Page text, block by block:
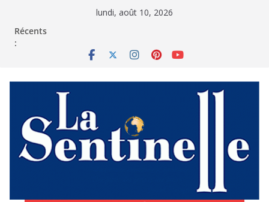
lundi, août 10, 2026
Récents
: